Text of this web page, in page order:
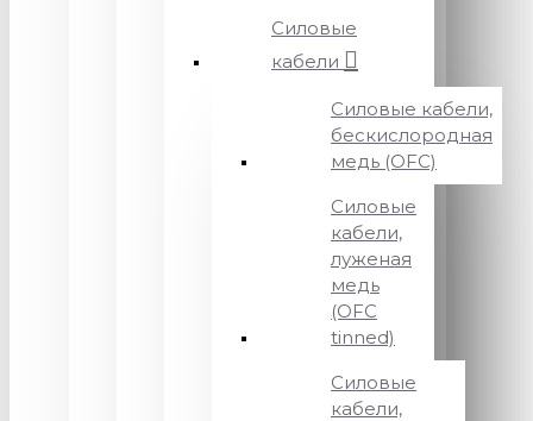
Силовые
кабели
Силовые кабели,
бескислородная
медь (OFC)
Силовые
кабели,
луженая
медь
(OFC
tinned)
Силовые
кабели,